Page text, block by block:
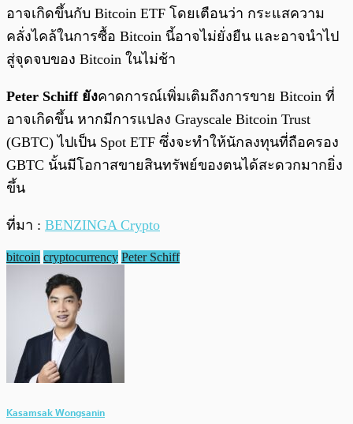
อาจเกิดขึ้นกับ Bitcoin ETF โดยเตือนว่า กระแสความ
คลั่งไคล้ในการซื้อ Bitcoin นี้อาจไม่ยั่งยืน และอาจนำไป
สู่จุดจบของ Bitcoin ในไม่ช้า
Peter Schiff ยังคาดการณ์เพิ่มเติมถึงการขาย Bitcoin ที่
อาจเกิดขึ้น หากมีการแปลง Grayscale Bitcoin Trust
(GBTC) ไปเป็น Spot ETF ซึ่งจะทำให้นักลงทุนที่ถือครอง
GBTC นั้นมีโอกาสขายสินทรัพย์ของตนได้สะดวกมากยิ่ง
ขึ้น
ที่มา : BENZINGA Crypto
bitcoin cryptocurrency Peter Schiff
Kasamsak Wongsanin